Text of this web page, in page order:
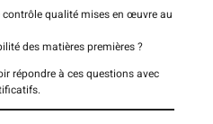
contrôle qualité mises en œuvre au
des matières premières ?
répondre à ces questions avec